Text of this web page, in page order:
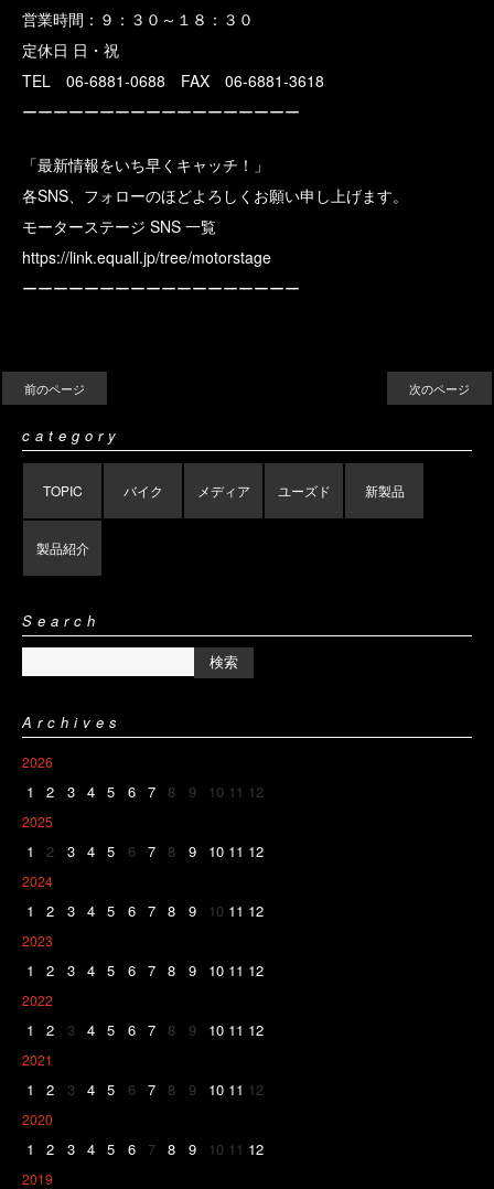
営業時間：９：３０～１８：３０
定休日 日・祝
TEL 06-6881-0688 FAX 06-6881-3618
ーーーーーーーーーーーーーーーーーー
「最新情報をいち早くキャッチ！」
各SNS、フォローのほどよろしくお願い申し上げます。
モーターステージ SNS 一覧
https://link.equall.jp/tree/motorstage
ーーーーーーーーーーーーーーーーーー
前のページ 次のページ
category
TOPIC バイク メディア ユーズド 新製品
製品紹介
Search
Archives
2026
1 2 3 4 5 6 7 8 9 10 11 12
2025
1 2 3 4 5 6 7 8 9 10 11 12
2024
1 2 3 4 5 6 7 8 9 10 11 12
2023
1 2 3 4 5 6 7 8 9 10 11 12
2022
1 2 3 4 5 6 7 8 9 10 11 12
2021
1 2 3 4 5 6 7 8 9 10 11 12
2020
1 2 3 4 5 6 7 8 9 10 11 12
2019